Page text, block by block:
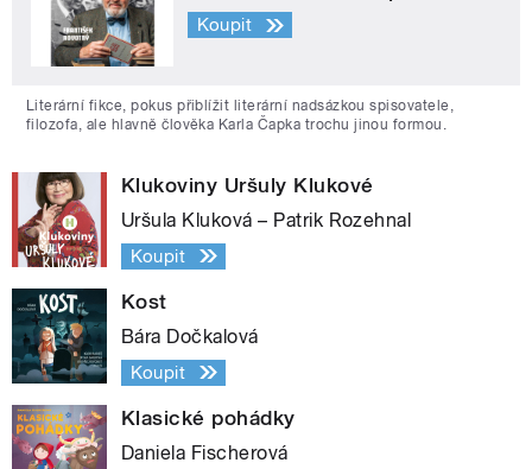
Koupit
Literární fikce, pokus přiblížit literární nadsázkou spisovatele,
filozofa, ale hlavně člověka Karla Čapka trochu jinou formou.
Klukoviny Uršuly Klukové
Uršula Kluková – Patrik Rozehnal
Koupit
Kost
Bára Dočkalová
Koupit
Klasické pohádky
Daniela Fischerová